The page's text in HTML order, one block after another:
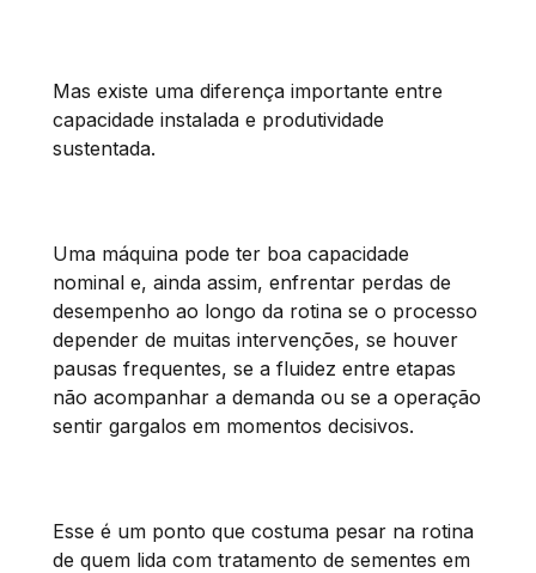
Mas existe uma diferença importante entre
capacidade instalada e produtividade
sustentada.
Uma máquina pode ter boa capacidade
nominal e, ainda assim, enfrentar perdas de
desempenho ao longo da rotina se o processo
depender de muitas intervenções, se houver
pausas frequentes, se a fluidez entre etapas
não acompanhar a demanda ou se a operação
sentir gargalos em momentos decisivos.
Esse é um ponto que costuma pesar na rotina
de quem lida com tratamento de sementes em